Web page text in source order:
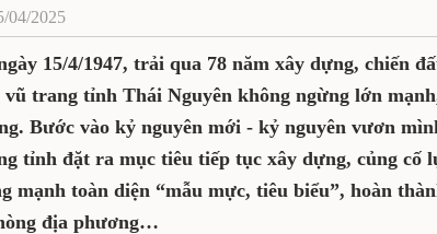
04/2025
15/4/1947, trải qua 78 năm xây dựng, chiến
trang tỉnh Thái Nguyên không ngừng lớn
Bước vào kỷ nguyên mới - kỷ nguyên vươn
tỉnh đặt ra mục tiêu tiếp tục xây dựng, củng cố
mạnh toàn diện “mẫu mực, tiêu biểu”, hoàn
địa phương…